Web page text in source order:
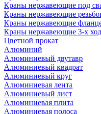
Краны нержавеющие под
Краны нержавеющие
Краны нержавеющие
Краны нержавеющие 3-х
Цветной прокат
Алюминий
Алюминиевый двутавр
Алюминиевый квадрат
Алюминиевый круг
Алюминиевая лента
Алюминиевый лист
Алюминиевая плита
Алюминиевая полоса